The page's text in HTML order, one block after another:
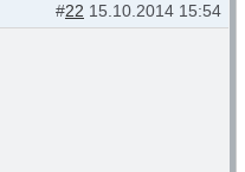
#22 15.10.2014 15:54